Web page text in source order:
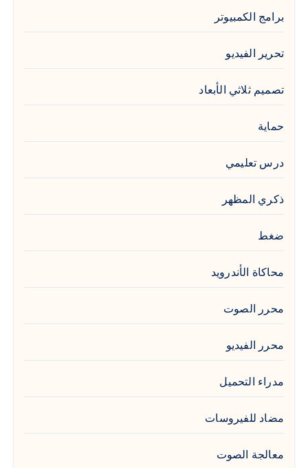
برامج الكمبيوتر
تحرير الفيديو
تصميم ثلاثي الأبعاد
حماية
درس تعليمي
ذكري المظهر
ضغط
محاكاة الأندرويد
محرر الصوت
محرر الفيديو
مدراء التحميل
مضاد للفيروسات
معالجة الصوت